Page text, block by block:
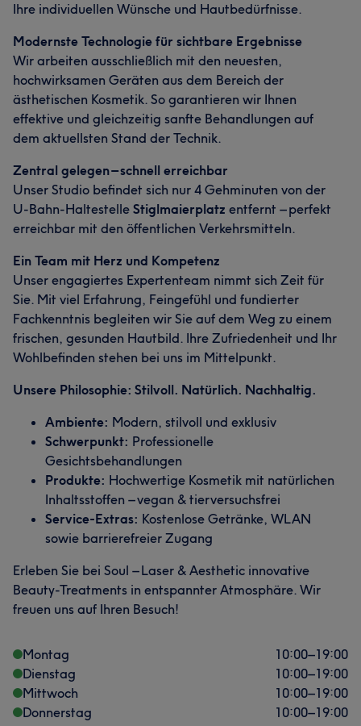
Ihre individuellen Wünsche und Hautbedürfnisse.
Modernste Technologie für sichtbare Ergebnisse
Wir arbeiten ausschließlich mit den neuesten,
hochwirksamen Geräten aus dem Bereich der
ästhetischen Kosmetik. So garantieren wir Ihnen
effektive und gleichzeitig sanfte Behandlungen auf
dem aktuellsten Stand der Technik.
Zentral gelegen – schnell erreichbar
Unser Studio befindet sich nur 4 Gehminuten von der
U-Bahn-Haltestelle Stiglmaierplatz entfernt – perfekt
erreichbar mit den öffentlichen Verkehrsmitteln.
Ein Team mit Herz und Kompetenz
Unser engagiertes Expertenteam nimmt sich Zeit für
Sie. Mit viel Erfahrung, Feingefühl und fundierter
Fachkenntnis begleiten wir Sie auf dem Weg zu einem
frischen, gesunden Hautbild. Ihre Zufriedenheit und Ihr
Wohlbefinden stehen bei uns im Mittelpunkt.
Unsere Philosophie: Stilvoll. Natürlich. Nachhaltig.
Ambiente: Modern, stilvoll und exklusiv
Schwerpunkt: Professionelle
Gesichtsbehandlungen
Produkte: Hochwertige Kosmetik mit natürlichen
Inhaltsstoffen – vegan & tierversuchsfrei
Service-Extras: Kostenlose Getränke, WLAN
sowie barrierefreier Zugang
Erleben Sie bei Soul – Laser & Aesthetic innovative
Beauty-Treatments in entspannter Atmosphäre. Wir
freuen uns auf Ihren Besuch!
Montag 10:00–19:00
Dienstag
10:00–19:00
Mittwoch
10:00–19:00
Donnerstag
10:00–19:00